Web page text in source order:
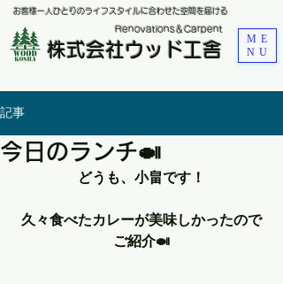
お客様一人ひとりのライフスタイルに合わせた空間を届ける
株式会社ウッド工舎
​Renovations＆Carpent
ME
NU
記事
今日のランチ🍛
どうも、小畠です！
久々食べたカレーが美味しかったので
ご紹介🍛